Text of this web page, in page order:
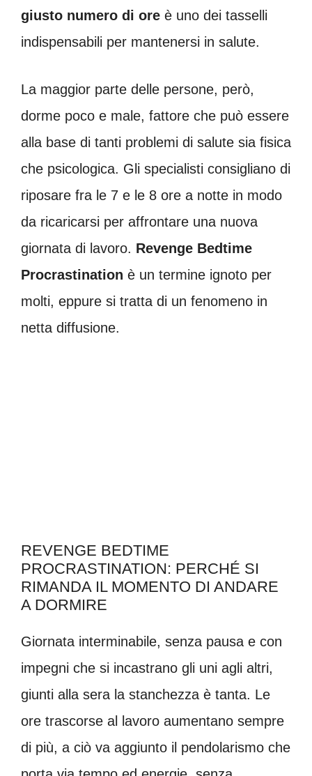
giusto numero di ore è uno dei tasselli
indispensabili per mantenersi in salute.
La maggior parte delle persone, però,
dorme poco e male, fattore che può essere
alla base di tanti problemi di salute sia fisica
che psicologica. Gli specialisti consigliano di
riposare fra le 7 e le 8 ore a notte in modo
da ricaricarsi per affrontare una nuova
giornata di lavoro. Revenge Bedtime
Procrastination è un termine ignoto per
molti, eppure si tratta di un fenomeno in
netta diffusione.
REVENGE BEDTIME
PROCRASTINATION: PERCHÉ SI
RIMANDA IL MOMENTO DI ANDARE
A DORMIRE
Giornata interminabile, senza pausa e con
impegni che si incastrano gli uni agli altri,
giunti alla sera la stanchezza è tanta. Le
ore trascorse al lavoro aumentano sempre
di più, a ciò va aggiunto il pendolarismo che